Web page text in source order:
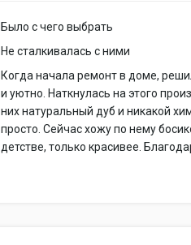
Было с чего выбрать
Не сталкивалась с ними
Когда начала ремонт в доме,
и уютно. Наткнулась на этого
них натуральный дуб и никакой
просто. Сейчас хожу по нему
детстве, только красивее.